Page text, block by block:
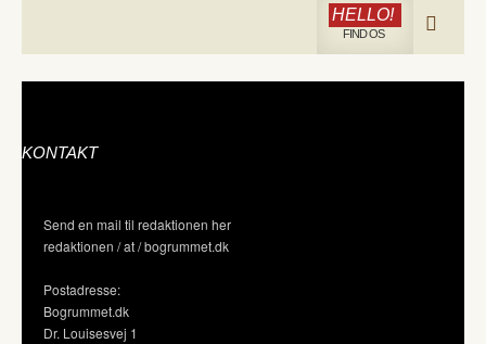
HELLO!
FIND OS
KONTAKT
Send en mail til redaktionen her
redaktionen / at / bogrummet.dk
Postadresse:
Bogrummet.dk
Dr. Louisesvej 1